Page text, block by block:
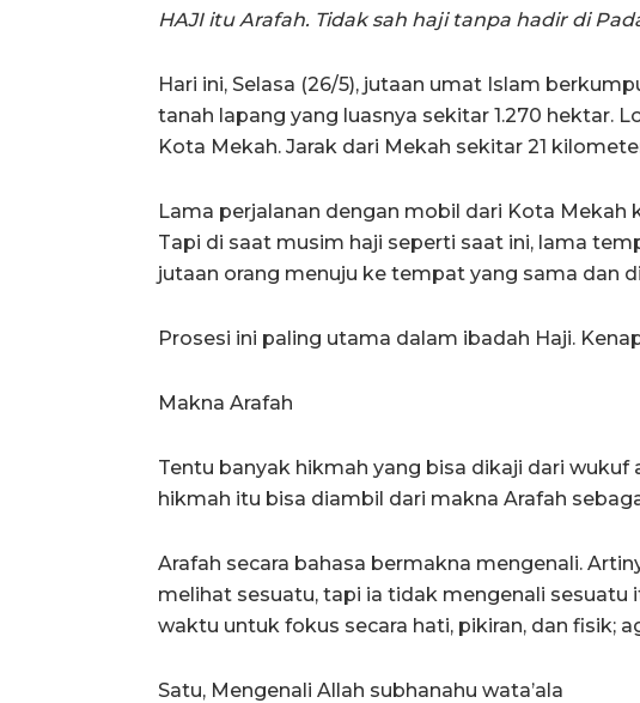
HAJI itu Arafah. Tidak sah haji tanpa hadir di
Hari ini, Selasa (26/5), jutaan umat Islam
tanah lapang yang luasnya sekitar 1.270 hektar.
Kota Mekah. Jarak dari Mekah sekitar 21
Lama perjalanan dengan mobil dari Kota Mekah
Tapi di saat musim haji seperti saat ini, lama
jutaan orang menuju ke tempat yang sama dan
Prosesi ini paling utama dalam ibadah Haji.
Makna Arafah
Tentu banyak hikmah yang bisa dikaji dari wukuf
hikmah itu bisa diambil dari makna Arafah
Arafah secara bahasa bermakna mengenali.
melihat sesuatu, tapi ia tidak mengenali sesuatu
waktu untuk fokus secara hati, pikiran, dan fisik;
Satu, Mengenali Allah subhanahu wata’ala